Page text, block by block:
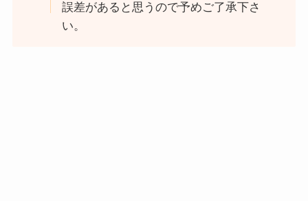
誤差があると思うので予めご了承下さ
い。